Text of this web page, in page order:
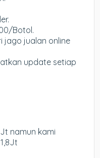
Botol.
jago jualan online
update setiap
namun kami
1,8Jt